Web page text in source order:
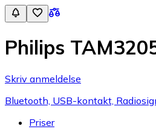
Philips
Skriv anmeldelse
Bluetooth, USB-kontakt,
Priser